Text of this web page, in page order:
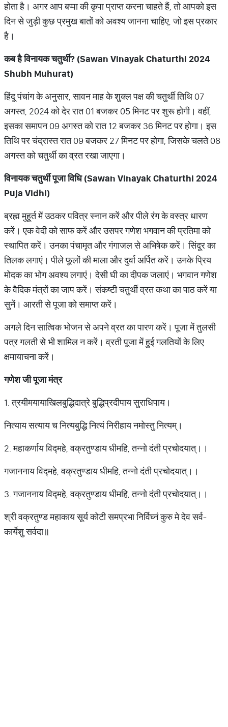
होता है। अगर आप बप्पा की कृपा प्राप्त करना चाहते हैं, तो आपको इस
दिनसे जुड़ी कुछ प्रमुख बातों को अवश्य जानना चाहिए, जो इस प्रकार
है।
कब है विनायक चतुर्थी? (Sawan Vinayak Chaturthi 2024
Shubh Muhurat)
हिंदू पंचांग के अनुसार, सावन माह के शुक्ल पक्ष की चतुर्थी तिथि 07
अगस्त, 2024 को देर रात 01 बजकर 05 मिनट पर शुरू होगी। वहीं,
इसका समापन 09 अगस्त को रात 12 बजकर 36 मिनट पर होगा। इस
तिथि पर चंद्रास्त रात 09 बजकर 27 मिनट पर होगा, जिसके चलते 08
अगस्त को चतुर्थी का व्रत रखा जाएगा।
विनायक चतुर्थी पूजा विधि (Sawan Vinayak Chaturthi 2024
Puja Vidhi)
ब्रह्म मुहूर्त में उठकर पवित्र स्नान करें और पीले रंग के वस्त्र धारण
करें। एक वेदी को साफ करें और उसपर गणेश भगवान की प्रतिमा को
स्थापित करें। उनका पंचामृत और गंगाजल से अभिषेक करें। सिंदूर का
तिलक लगाएं। पीले फूलों की माला और दुर्वा अर्पित करें। उनके प्रिय
मोदक का भोग अवश्य लगाएं। देसी घी का दीपक जलाएं। भगवान गणेश
के वैदिक मंत्रों का जाप करें। संकष्टी चतुर्थी व्रत कथा का पाठ करें या
सुनें। आरती से पूजा को समाप्त करें।
अगले दिन सात्विक भोजन से अपने व्रत का पारण करें। पूजा में तुलसी
पत्र गलती से भी शामिल न करें। व्रती पूजा में हुई गलतियों के लिए
क्षमायाचना करें।
गणेश जी पूजा मंत्र
1. त्रयीमयायाखिलबुद्धिदात्रे बुद्धिप्रदीपाय सुराधिपाय।
नित्याय सत्याय च नित्यबुद्धि नित्यं निरीहाय नमोस्तु नित्यम्।
2. महाकर्णाय विद्महे, वक्रतुण्डाय धीमहि, तन्नो दंती प्रचोदयात्।।
गजाननाय विद्महे, वक्रतुण्डाय धीमहि, तन्नो दंती प्रचोदयात्।।
3. गजाननाय विद्महे, वक्रतुण्डाय धीमहि, तन्नो दंती प्रचोदयात्।।
श्री वक्रतुण्ड महाकाय सूर्य कोटी समप्रभा निर्विघ्नं कुरु मे देव सर्व-
कार्येशु सर्वदा॥